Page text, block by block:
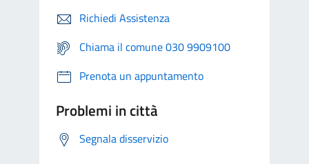
Richiedi Assistenza
Chiama il comune 030 9909100
Prenota un appuntamento
Problemi in città
Segnala disservizio